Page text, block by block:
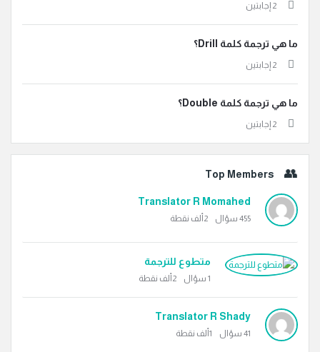
‫2 إجابتين
ما هي ترجمة كلمة Drill؟
‫2 إجابتين
ما هي ترجمة كلمة Double؟
‫2 إجابتين
Top Members
Translator R Momahed
455 سؤال 2ألف نقطة
متطوع للترجمة
1 سؤال 2ألف نقطة
Translator R Shady
41 سؤال 1ألف نقطة